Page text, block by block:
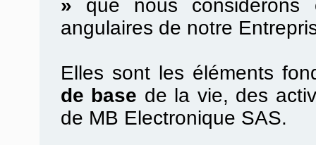
» que nous considérons
angulaires de notre
Elles sont les éléments
de base de la vie, des
de MB Electronique SAS.